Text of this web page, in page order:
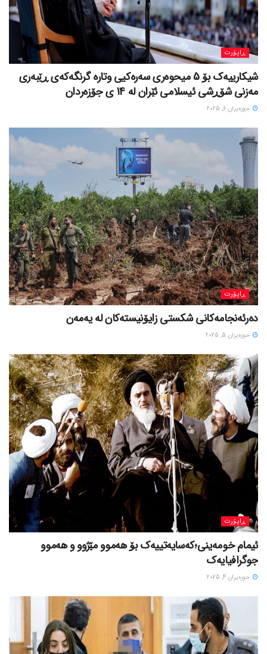
ڕاپۆرت
شیکارییەک بۆ 5 میحوەری سەرەکیی وتارە گرنگەکەی ڕێبەری
مەزنی شۆڕشی ئیسلامی ئێران لە 14 ی جۆزەردان
حوزه‌یران 6, 2025
ڕاپۆرت
دەرئەنجامەکانی شکستی زایۆنیستەکان لە یەمەن
حوزه‌یران 5, 2025
ڕاپۆرت
ئیمام خومەینی؛کەسایەتییەک بۆ هەموو مێژوو و هەموو
جوگرافیایەک
حوزه‌یران 4, 2025